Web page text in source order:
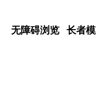
长者
无障碍浏览